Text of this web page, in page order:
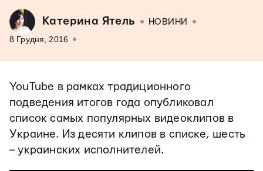
Катерина Ятель НОВИНИ
8 Грудня, 2016
YouTube в рамках традиционного
подведения итогов года опубликовал
список самых популярных видеоклипов в
Украине. Из десяти клипов в списке, шесть
– украинских исполнителей.